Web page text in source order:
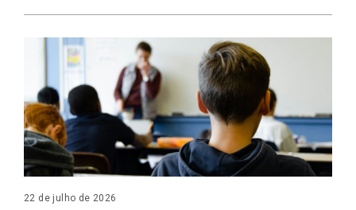
22 de julho de 2026